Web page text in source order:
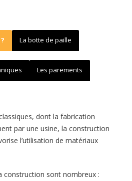
La botte de paille
Les parements
dont la fabrication
par une usine, la construction
l’utilisation de matériaux
construction sont nombreux :